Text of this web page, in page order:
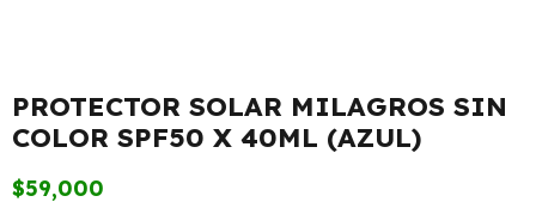
PROTECTOR SOLAR MILAGROS SIN
COLOR SPF50 X 40ML (AZUL)
$59,000